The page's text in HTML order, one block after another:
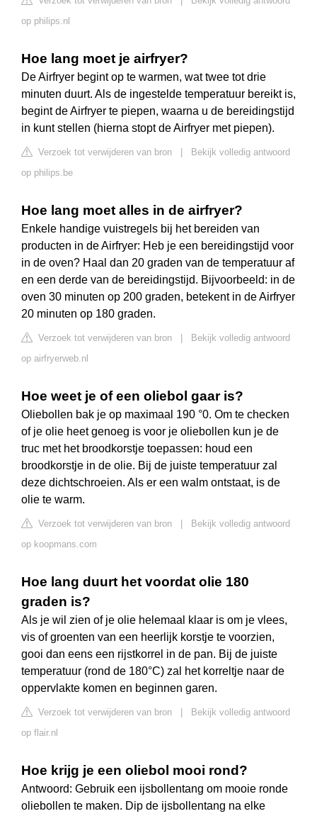
op philips.nl
Hoe lang moet je airfryer?
De Airfryer begint op te warmen, wat twee tot drie
minuten duurt. Als de ingestelde temperatuur bereikt is,
begint de Airfryer te piepen, waarna u de bereidingstijd
in kunt stellen (hierna stopt de Airfryer met piepen).
Verzoek tot verwijderen van bron
Bekijk volledig antwoord
op philips.be
Hoe lang moet alles in de airfryer?
Enkele handige vuistregels bij het bereiden van
producten in de Airfryer: Heb je een bereidingstijd voor
in de oven? Haal dan 20 graden van de temperatuur af
en een derde van de bereidingstijd. Bijvoorbeeld: in de
oven 30 minuten op 200 graden, betekent in de Airfryer
20 minuten op 180 graden.
Verzoek tot verwijderen van bron
Bekijk volledig antwoord
op airfryerweb.nl
Hoe weet je of een oliebol gaar is?
Oliebollen bak je op maximaal 190 °0. Om te checken
of je olie heet genoeg is voor je oliebollen kun je de
truc met het broodkorstje toepassen: houd een
broodkorstje in de olie. Bij de juiste temperatuur zal
deze dichtschroeien. Als er een walm ontstaat, is de
olie te warm.
Verzoek tot verwijderen van bron
Bekijk volledig antwoord
op koopmans.com
Hoe lang duurt het voordat olie 180
graden is?
Als je wil zien of je olie helemaal klaar is om je vlees,
vis of groenten van een heerlijk korstje te voorzien,
gooi dan eens een rijstkorrel in de pan. Bij de juiste
temperatuur (rond de 180°C) zal het korreltje naar de
oppervlakte komen en beginnen garen.
Verzoek tot verwijderen van bron
Bekijk volledig antwoord
op flair.nl
Hoe krijg je een oliebol mooi rond?
Antwoord: Gebruik een ijsbollentang om mooie ronde
oliebollen te maken. Dip de ijsbollentang na elke